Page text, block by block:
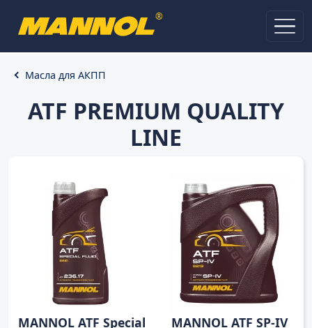
®
Масла для АКПП
ATF PREMIUM QUALITY
LINE
MANNOL ATF Special
MANNOL ATF SP-IV